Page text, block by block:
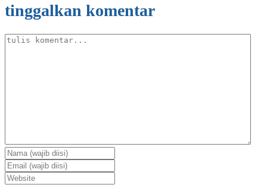
tinggalkan komentar